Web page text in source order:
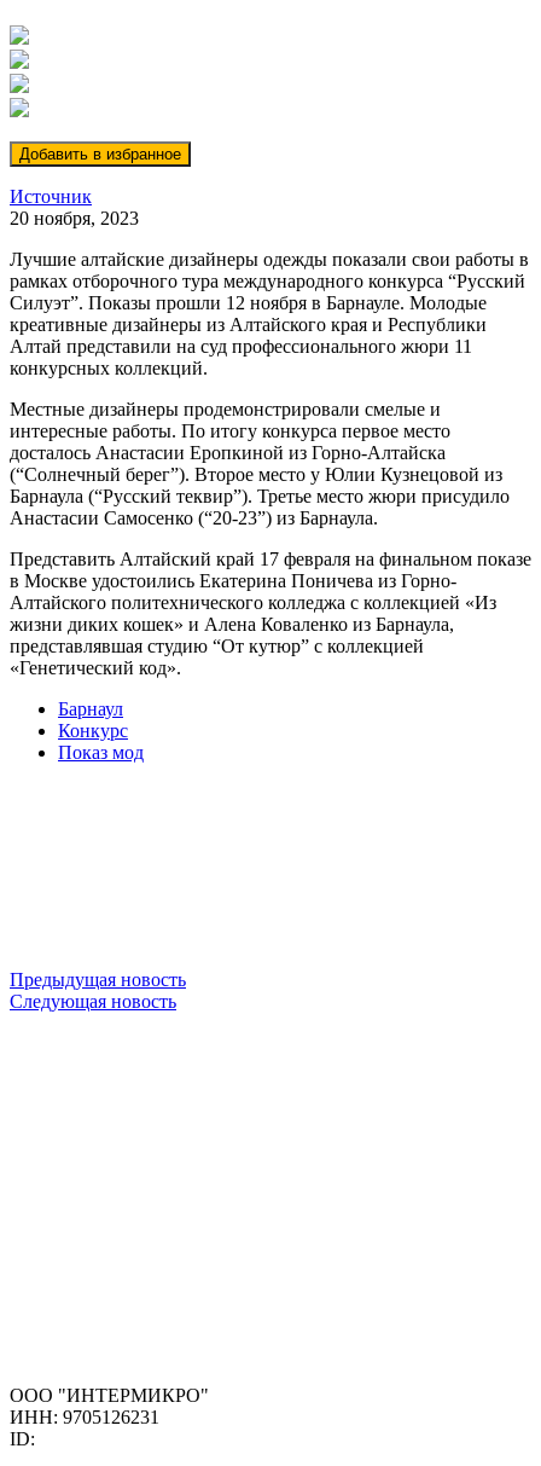
Источник
20 ноября, 2023
Лучшие алтайские дизайнеры одежды показали свои работы в
рамках отборочного тура международного конкурса “Русский
Силуэт”. Показы прошли 12 ноября в Барнауле. Молодые
креативные дизайнеры из Алтайского края и Республики
Алтай представили на суд профессионального жюри 11
конкурсных коллекций.
Местные дизайнеры продемонстрировали смелые и
интересные работы. По итогу конкурса первое место
досталось Анастасии Еропкиной из Горно-Алтайска
(“Солнечный берег”). Второе место у Юлии Кузнецовой из
Барнаула (“Русский теквир”). Третье место жюри присудило
Анастасии Самосенко (“20-23”) из Барнаула.
Представить Алтайский край 17 февраля на финальном показе
в Москве удостоились Екатерина Поничева из Горно-
Алтайского политехнического колледжа с коллекцией «Из
жизни диких кошек» и Алена Коваленко из Барнаула,
представлявшая студию “От кутюр” с коллекцией
«Генетический код».
Барнаул
Конкурс
Показ мод
Предыдущая новость
Следующая новость
ООО "ИНТЕРМИКРО"
ИНН: 9705126231
ID: